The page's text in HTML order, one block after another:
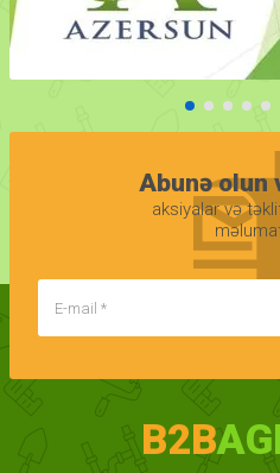
Abunə olun
aksiyalar və
B2B